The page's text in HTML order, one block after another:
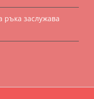
ръка заслужава